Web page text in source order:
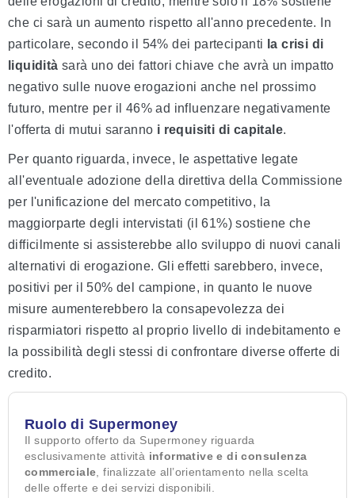
che ci sarà un aumento rispetto all'anno precedente. In
particolare, secondo il 54% dei partecipanti la crisi di
liquidità sarà uno dei fattori chiave che avrà un impatto
negativo sulle nuove erogazioni anche nel prossimo
futuro, mentre per il 46% ad influenzare negativamente
l'offerta di mutui saranno i requisiti di capitale.
Per quanto riguarda, invece, le aspettative legate
all'eventuale adozione della direttiva della Commissione
per l'unificazione del mercato competitivo, la
maggiorparte degli intervistati (il 61%) sostiene che
difficilmente si assisterebbe allo sviluppo di nuovi canali
alternativi di erogazione. Gli effetti sarebbero, invece,
positivi per il 50% del campione, in quanto le nuove
misure aumenterebbero la consapevolezza dei
risparmiatori rispetto al proprio livello di indebitamento e
la possibilità degli stessi di confrontare diverse offerte di
credito.
Ruolo di Supermoney
Il supporto offerto da Supermoney riguarda
esclusivamente attività informative e di consulenza
commerciale , finalizzate all’orientamento nella scelta
delle offerte e dei servizi disponibili.